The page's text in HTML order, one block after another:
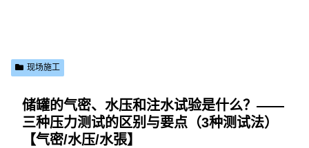
现场施工
储罐的气密、水压和注水试验是什么？——
三种压力测试的区别与要点（3种测试法）
【气密/水压/水張】